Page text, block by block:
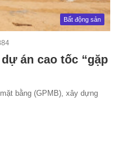
Bất động sản
án cao tốc “gặp
bằng (GPMB), xây dựng